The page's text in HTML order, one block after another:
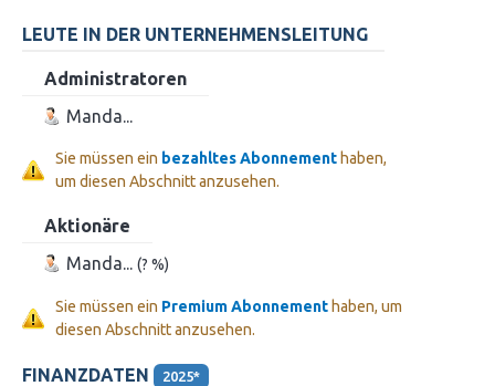
LEUTE IN DER UNTERNEHMENSLEITUNG
Administratoren
Manda...
Sie müssen ein bezahltes Abonnement haben,
um diesen Abschnitt anzusehen.
Aktionäre
Manda... (? %)
Sie müssen ein Premium Abonnement haben, um
diesen Abschnitt anzusehen.
FINANZDATEN 2025*